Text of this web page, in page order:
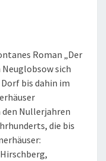
Roman „Der
sich
bis dahin im
Nullerjahren
die bis